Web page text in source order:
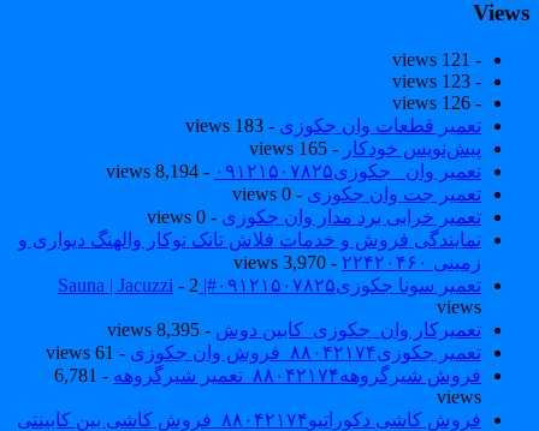
- 121 views
- 123 views
- 126 views
تعمیر قطعات وان جکوزی - 183 views
پیش‌نویس خودکار- 165 views
تعمیر وان _جکوزی۰۹۱۲۱۵۰۷۸۲۵
- 8,194 views
تعمیر جت وان جکوزی - 0 views
تعمیر خرابی برد مدار وان جکوزی - 0 views
نمایندگی فروش و خدمات فلاش تانک توکار والهنگ دیواری و
زمینی ۲۲۴۲۰۴۶۰
- 3,970 views
تعمیر سونا جکوزی۰۹۱۲۱۵۰۷۸۲۵#| Sauna | Jacuzzi
- 2
views
تعمیرکار وان_جکوزی_کابین دوش- 8,395 views
تعمیر جکوزی۸۸۰۴۲۱۷۴_فروش وان جکوزی
- 61 views
فروش شیرگروهه۸۸۰۴۲۱۷۴_تعمیر شیرگروهه
- 6,781
views
فروش کاشی دکوراتیو۸۸۰۴۲۱۷۴_فروش کاشی بین کابینتی